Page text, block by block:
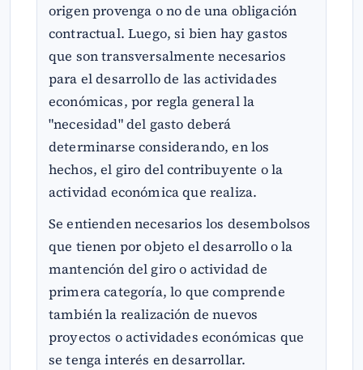
origen provenga o no de una obligación
contractual. Luego, si bien hay gastos
que son transversalmente necesarios
para el desarrollo de las actividades
económicas, por regla general la
"necesidad" del gasto deberá
determinarse considerando, en los
hechos, el giro del contribuyente o la
actividad económica que realiza.
Se entienden necesarios los desembolsos
que tienen por objeto el desarrollo o la
mantención del giro o actividad de
primera categoría, lo que comprende
también la realización de nuevos
proyectos o actividades económicas que
se tenga interés en desarrollar.